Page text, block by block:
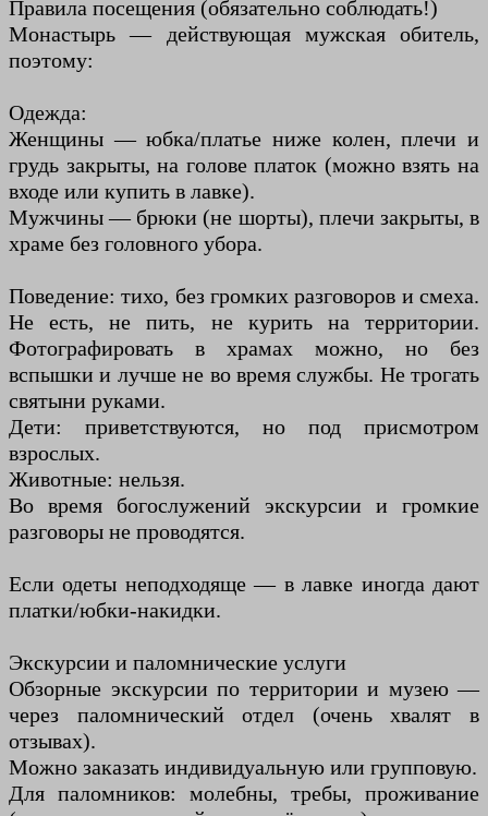
Правила посещения (обязательно соблюдать!)
Монастырь — действующая мужская обитель,
поэтому:
Одежда:
Женщины — юбка/платье ниже колен, плечи и
грудь закрыты, на голове платок (можно взять на
входе или купить в лавке).
Мужчины — брюки (не шорты), плечи закрыты, в
храме без головного убора.
Поведение: тихо, без громких разговоров и смеха.
Не есть, не пить, не курить на территории.
Фотографировать в храмах можно, но без
вспышки и лучше не во время службы. Не трогать
святыни руками.
Дети: приветствуются, но под присмотром
взрослых.
Животные: нельзя.
Во время богослужений экскурсии и громкие
разговоры не проводятся.
Если одеты неподходяще — в лавке иногда дают
платки/юбки-накидки.
Экскурсии и паломнические услуги
Обзорные экскурсии по территории и музею —
через паломнический отдел (очень хвалят в
отзывах).
Можно заказать индивидуальную или групповую.
Для паломников: молебны, требы, проживание